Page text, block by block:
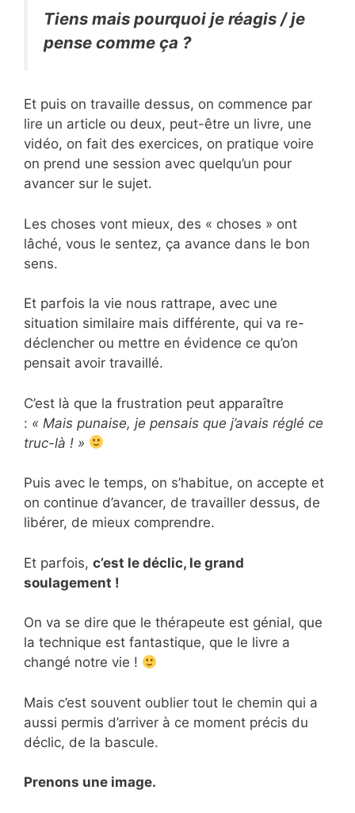
Tiens mais pourquoi je réagis / je
pense comme ça ?
Et puis on travaille dessus, on commence par
lire un article ou deux, peut-être un livre, une
vidéo, on fait des exercices, on pratique voire
on prend une session avec quelqu’un pour
avancer sur le sujet.
Les choses vont mieux, des « choses » ont
lâché, vous le sentez, ça avance dans le bon
sens.
Et parfois la vie nous rattrape, avec une
situation similaire mais différente, qui va re-
déclencher ou mettre en évidence ce qu’on
pensait avoir travaillé.
C’est là que la frustration peut apparaître
: « Mais punaise, je pensais que j’avais réglé ce
truc-là ! »
Puis avec le temps, on s’habitue, on accepte et
on continue d’avancer, de travailler dessus, de
libérer, de mieux comprendre.
Et parfois, c’est le déclic, le grand
soulagement !
On va se dire que le thérapeute est génial, que
la technique est fantastique, que le livre a
changé notre vie !
Mais c’est souvent oublier tout le chemin qui a
aussi permis d’arriver à ce moment précis du
déclic, de la bascule.
Prenons une image.